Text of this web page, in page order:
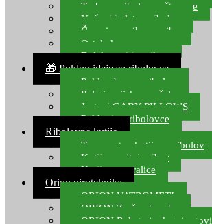
Torbe za ribolovne štapove
Noževi i alat za ribolov
Čamci za prihranu ribe
Ostala kamp oprema
Dalekozori i optika
🎁 Poklon ideje za ribolovce
Poklon bon za ribolov
Polarizacijske naočale
Jastuci GABY PILLOWS
Pokloni za ribolovce
Ribolovne kutije
Transportne kutije za ribolov
Kutije za sitni pribor
Kutije za varalice
Orion pirotehnika
ORION VATROMETI
ORION Zračne bombe
ORION Rakete i raketni setovi